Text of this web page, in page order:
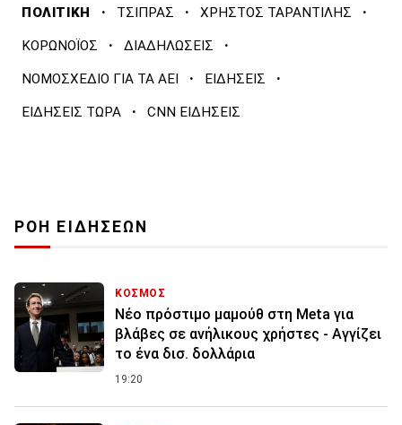
ΠΟΛΙΤΙΚΗ · ΤΣΙΠΡΑΣ · ΧΡΗΣΤΟΣ ΤΑΡΑΝΤΙΛΗΣ ·
ΚΟΡΩΝΟΪΟΣ · ΔΙΑΔΗΛΩΣΕΙΣ ·
ΝΟΜΟΣΧΕΔΙΟ ΓΙΑ ΤΑ ΑΕΙ · ΕΙΔΗΣΕΙΣ ·
ΕΙΔΗΣΕΙΣ ΤΩΡΑ · CNN ΕΙΔΗΣΕΙΣ
ΡΟΗ ΕΙΔΗΣΕΩΝ
ΚΟΣΜΟΣ
Nέο πρόστιμο μαμούθ στη Meta για
βλάβες σε ανήλικους χρήστες - Αγγίζει
το ένα δισ. δολλάρια
19:20